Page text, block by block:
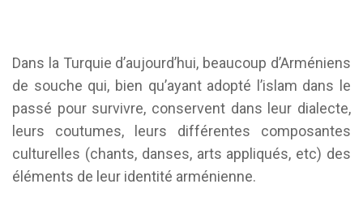
Dans la Turquie d’aujourd’hui, beaucoup d’Arméniens
de souche qui, bien qu’ayant adopté l’islam dans le
passé pour survivre, conservent dans leur dialecte,
leurs coutumes, leurs différentes composantes
culturelles (chants, danses, arts appliqués, etc) des
éléments de leur identité arménienne.